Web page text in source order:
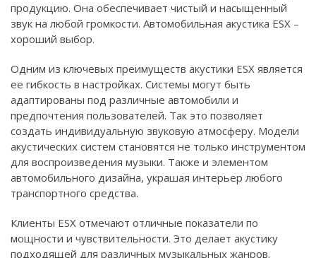
продукцию. Она обеспечивает чистый и насыщенный
звук на любой громкости. Автомобильная акустика ESX –
хороший выбор.
Одним из ключевых преимуществ акустики ESX является
ее гибкость в настройках. Системы могут быть
адаптированы под различные автомобили и
предпочтения пользователей. Так это позволяет
создать индивидуальную звуковую атмосферу. Модели
акустических систем становятся не только инструментом
для воспроизведения музыки. Также и элементом
автомобильного дизайна, украшая интерьер любого
транспортного средства.
Клиенты ESX отмечают отличные показатели по
мощности и чувствительности. Это делает акустику
подходящей для различных музыкальных жанров.